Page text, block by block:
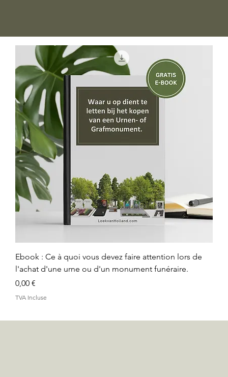
Ebook : Ce à quoi vous devez faire attention lors de
l'achat d'une urne ou d'un monument funéraire.
Prix
0,00 €
TVA Incluse